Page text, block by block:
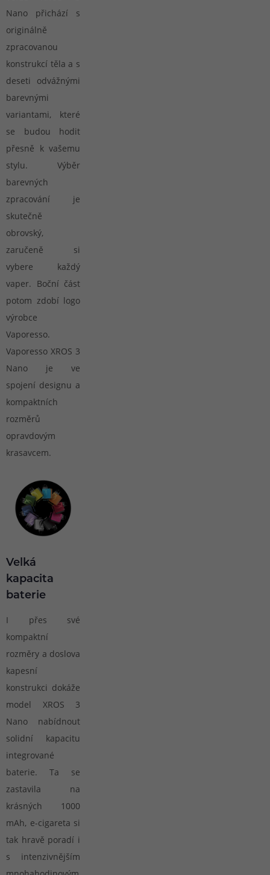
Nano přichází s
originálně
zpracovanou
konstrukcí těla a s
deseti odvážnými
barevnými
variantami, které
se budou hodit
přesně k vašemu
stylu. Výběr
barevných
zpracování je
skutečně
obrovský,
zaručeně si
vybere každý
vaper. Boční část
potom zdobí logo
výrobce
Vaporesso.
Vaporesso XROS 3
Nano je ve
spojení designu a
kompaktních
rozměrů
opravdovým
krasavcem.
Velká
kapacita
baterie
I přes své
kompaktní
rozměry a doslova
kapesní
konstrukci dokáže
model XROS 3
Nano nabídnout
solidní kapacitu
integrované
baterie. Ta se
zastavila na
krásných 1000
mAh, e-cigareta si
tak hravě poradí i
s intenzivnějším